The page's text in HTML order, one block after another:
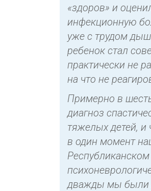
«здоров» и
инфекционную
уже с трудом
ребенок стал
практически не
на что не
Примерно в
диагноз
тяжелых детей, и
в один момент
дважды мы были